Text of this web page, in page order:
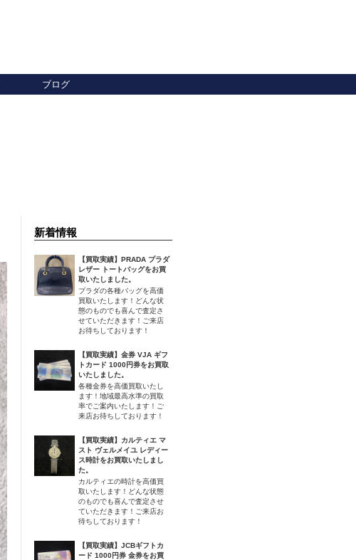
ブログ
新着情報
【買取実績】PRADA プラダ
レザー トートバッグをお買
取いたしました。
プラダの各種バッグを高価
買取いたします！どんな状
態のものでも喜んで査定さ
せていただきます！ご来店
お待ちしております！
【買取実績】金券 VJA ギフ
トカード 1000円券をお買取
いたしました。
各種金券を高価買取いたし
ます！地域最高水準の買取
率でご案内いたします！ご
来店お待ちしております！
【買取実績】カルティエ マ
スト ヴェルメイユ レディー
ス時計をお買取いたしまし
た。
カルティエの時計を高価買
取いたします！どんな状態
のものでも喜んで査定させ
ていただきます！ご来店お
待ちしております！
【買取実績】JCBギフトカ
ード 1000円券 金券をお買